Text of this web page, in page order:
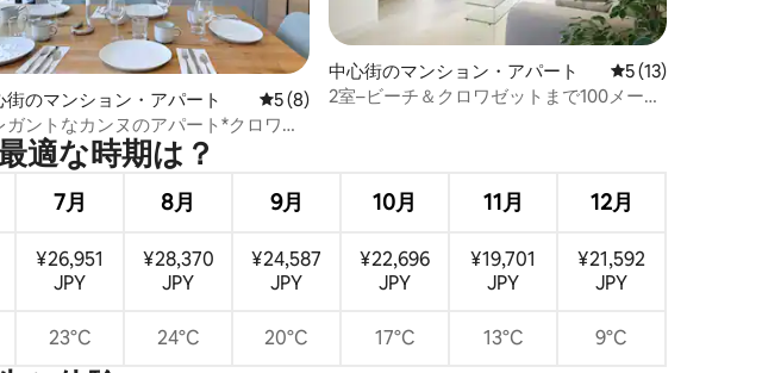
星中4.78つ星の平均評価
街のマンション・アパート レビュー8件、5つ星中5つ星の平均評価
5 (8)
ガントなカンヌのアパート*クロワゼ
とパレまで5分*
中心街のマンション・アパート レビュー13件、5
5 (13)
2室–ビーチ＆クロワゼットまで100メート
適⁠な時⁠期⁠は⁠？
7月 8月 9月 10月 11月 12月
¥26,951
JPY
¥28,370
JPY
¥24,587
JPY
¥22,696
JPY
¥19,701
JPY
¥21,592
JPY
23°C 24°C 20°C 17°C 13°C 9°C